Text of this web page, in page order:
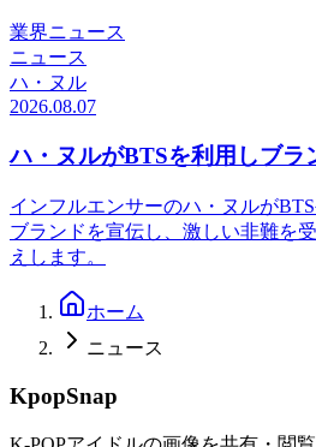
業界ニュース
ニュース
ハ・ヌル
2026.08.07
ハ・ヌルがBTSを利用しブラ
インフルエンサーのハ・ヌルが
ブランドを宣伝し、激しい非難を
えします。
ホーム
ニュース
KpopSnap